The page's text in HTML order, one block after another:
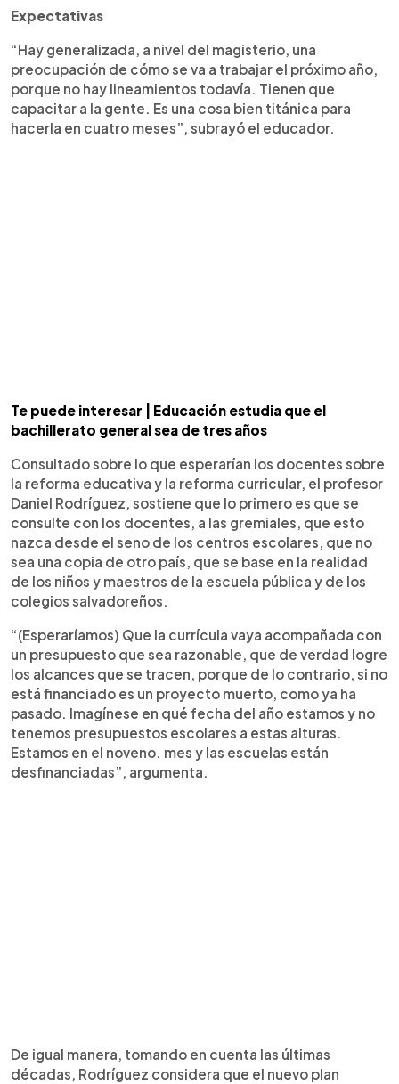
Expectativas
“Hay generalizada, a nivel del magisterio, una
preocupación de cómo se va a trabajar el próximo año,
porque no hay lineamientos todavía. Tienen que
capacitar a la gente. Es una cosa bien titánica para
hacerla en cuatro meses”, subrayó el educador.
Te puede interesar | Educación estudia que el
bachillerato general sea de tres años
Consultado sobre lo que esperarían los docentes sobre
la reforma educativa y la reforma curricular, el profesor
Daniel Rodríguez, sostiene que lo primero es que se
consulte con los docentes, a las gremiales, que esto
nazca desde el seno de los centros escolares, que no
sea una copia de otro país, que se base en la realidad
de los niños y maestros de la escuela pública y de los
colegios salvadoreños.
“(Esperaríamos) Que la currícula vaya acompañada con
un presupuesto que sea razonable, que de verdad logre
los alcances que se tracen, porque de lo contrario, si no
está financiado es un proyecto muerto, como ya ha
pasado. Imagínese en qué fecha del año estamos y no
tenemos presupuestos escolares a estas alturas.
Estamos en el noveno. mes y las escuelas están
desfinanciadas”, argumenta.
De igual manera, tomando en cuenta las últimas
décadas, Rodríguez considera que el nuevo plan